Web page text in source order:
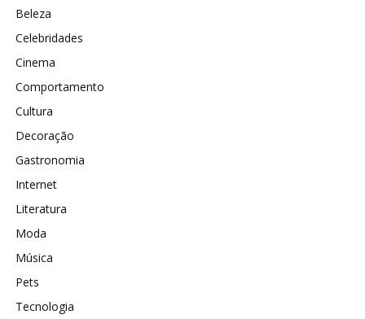
Beleza
Celebridades
Cinema
Comportamento
Cultura
Decoração
Gastronomia
Internet
Literatura
Moda
Música
Pets
Tecnologia